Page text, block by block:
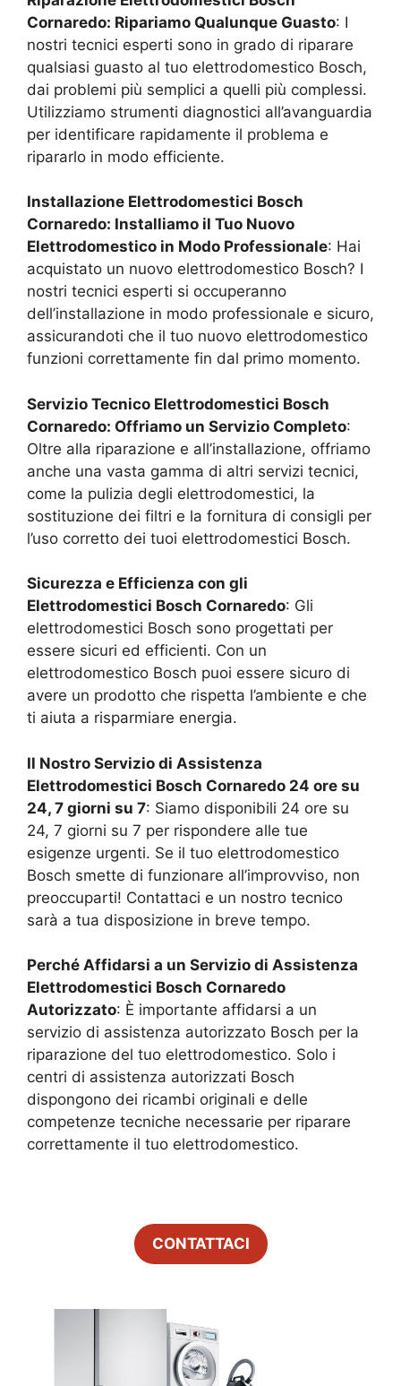
Cornaredo: Ripariamo Qualunque Guasto: I
nostri tecnici esperti sono in grado di riparare
qualsiasi guasto al tuo elettrodomestico Bosch,
dai problemi più semplici a quelli più complessi.
Utilizziamo strumenti diagnostici all’avanguardia
per identificare rapidamente il problema e
ripararlo in modo efficiente.
Installazione Elettrodomestici Bosch
Cornaredo: Installiamo il Tuo Nuovo
Elettrodomestico in Modo Professionale: Hai
acquistato un nuovo elettrodomestico Bosch? I
nostri tecnici esperti si occuperanno
dell’installazione in modo professionale e sicuro,
assicurandoti che il tuo nuovo elettrodomestico
funzioni correttamente fin dal primo momento.
Servizio Tecnico Elettrodomestici Bosch
Cornaredo: Offriamo un Servizio Completo:
Oltre alla riparazione e all’installazione, offriamo
anche una vasta gamma di altri servizi tecnici,
come la pulizia degli elettrodomestici, la
sostituzione dei filtri e la fornitura di consigli per
l’uso corretto dei tuoi elettrodomestici Bosch.
Sicurezza e Efficienza con gli
Elettrodomestici Bosch Cornaredo: Gli
elettrodomestici Bosch sono progettati per
essere sicuri ed efficienti. Con un
elettrodomestico Bosch puoi essere sicuro di
avere un prodotto che rispetta l’ambiente e che
ti aiuta a risparmiare energia.
Il Nostro Servizio di Assistenza
Elettrodomestici Bosch Cornaredo 24 ore su
24, 7 giorni su 7: Siamo disponibili 24 ore su
24, 7 giorni su 7 per rispondere alle tue
esigenze urgenti. Se il tuo elettrodomestico
Bosch smette di funzionare all’improvviso, non
preoccuparti! Contattaci e un nostro tecnico
sarà a tua disposizione in breve tempo.
Perché Affidarsi a un Servizio di Assistenza
Elettrodomestici Bosch Cornaredo
Autorizzato: È importante affidarsi a un
servizio di assistenza autorizzato Bosch per la
riparazione del tuo elettrodomestico. Solo i
centri di assistenza autorizzati Bosch
dispongono dei ricambi originali e delle
competenze tecniche necessarie per riparare
correttamente il tuo elettrodomestico.
CONTATTACI